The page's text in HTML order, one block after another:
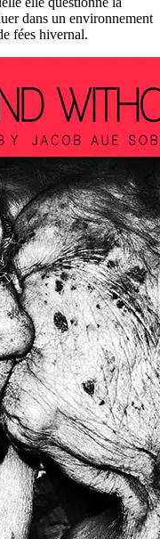
dans un environnement
fées hivernal.